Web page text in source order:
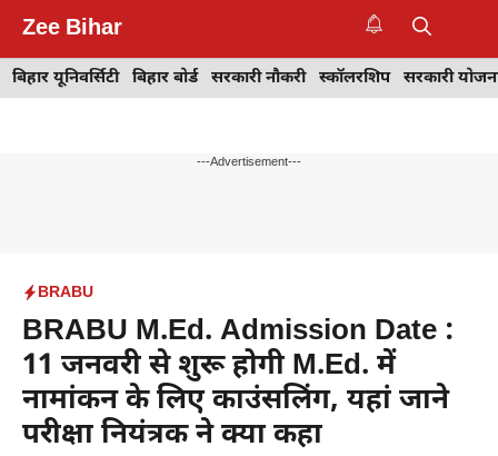
content
Zee Bihar
बिहार यूनिवर्सिटी बिहार बोर्ड सरकारी नौकरी स्कॉलरशिप सरकारी
---Advertisement---
BRABU
BRABU M.Ed. Admission Date :
11 जनवरी से शुरू होगी M.Ed. में
नामांकन के लिए काउंसलिंग, यहां जाने
परीक्षा नियंत्रक ने क्या कहा